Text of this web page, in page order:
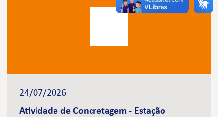
24/07/2026
Atividade de Concretagem - Estação